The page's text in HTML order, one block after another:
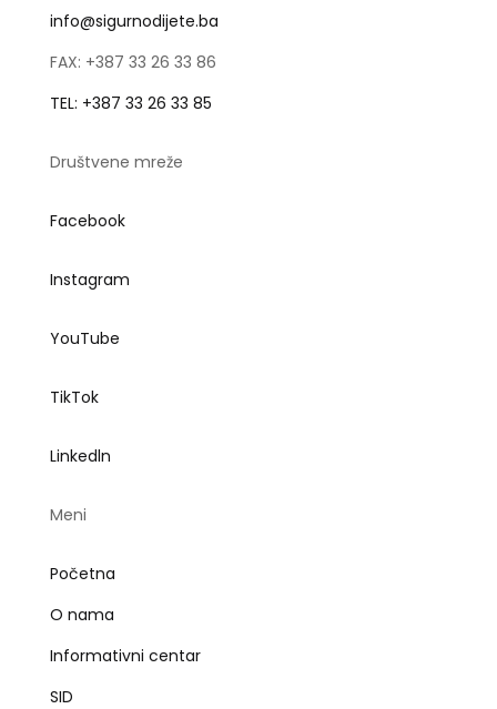
info@sigurnodijete.ba
FAX: +387 33 26 33 86
TEL: +387 33 26 33 85
Društvene mreže
Facebook
Instagram
YouTube
TikTok
Linkedln
Meni
Početna
O nama
Informativni centar
SID